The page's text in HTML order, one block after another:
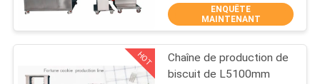
PROPOS
DE
NOUS
ENQUÊTE
MAINTENANT
HOT
Chaîne de production de
biscuit de L5100mm